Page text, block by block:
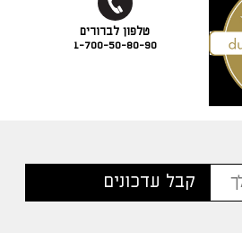
1-700-50-80-90